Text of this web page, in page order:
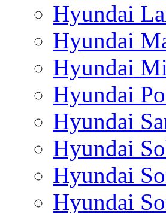
Hyundai
Hyundai
Hyundai
Hyundai
Hyundai
Hyundai
Hyundai
Hyundai